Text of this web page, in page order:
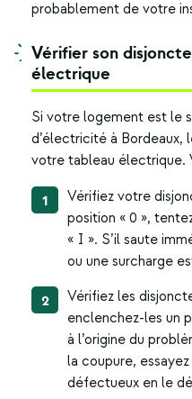
probablement de votre
Vérifier son
électrique
Si votre logement est le
d’électricité à Bordeaux,
votre tableau électrique.
Vérifiez votre
position « 0 »,
« I ». S’il saute
ou une surcharge
Vérifiez les
enclenchez-les un
à l’origine du
la coupure,
défectueux en le